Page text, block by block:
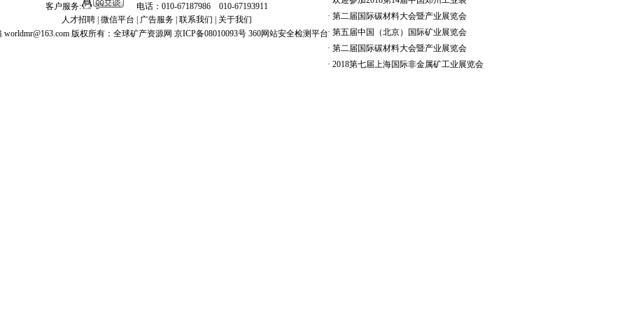
· 第二届国际碳材料大会暨产业展览会
· 第五届中国（北京）国际矿业展览会
· 第二届国际碳材料大会暨产业展览会
· 2018第七届上海国际非金属矿工业展览会
客户服务:
电话：010-67187986 010-67193911
人才招聘 微信平台 广告服务 联系我们
关于我们
worldmr@163.com 版权所有：全球矿产资源网 京ICP备08010093号 360网站安全检测平台